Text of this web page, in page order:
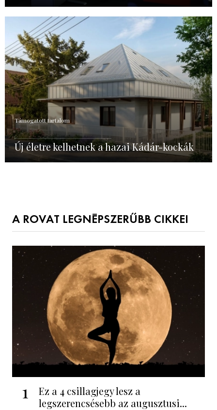
Támogatott tartalom
Új életre kelhetnek a hazai Kádár-kockák
A ROVAT LEGNÉPSZERŰBB CIKKEI
1
Ez a 4 csillagjegy lesz a
legszerencsésebb az augusztusi...